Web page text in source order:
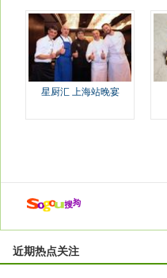
星厨汇 上海站晚宴
近期热点关注